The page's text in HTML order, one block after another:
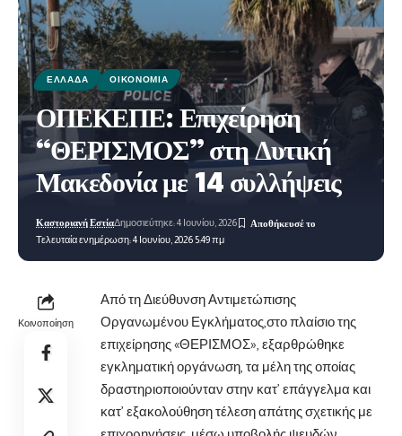
ΕΛΛΆΔΑ ΟΙΚΟΝΟΜΊΑ
ΟΠΕΚΕΠΕ: Επιχείρηση
“ΘΕΡΙΣΜΟΣ” στη Δυτική
Μακεδονία με 14 συλλήψεις
Τελευταία ενημέρωση: 4 Ιουνίου, 2026 5:49 πμ
Καστοριανή ΕστίαΔημοσιεύτηκε: 4 Ιουνίου, 2026
Κοινοποίηση
Από τη Διεύθυνση Αντιμετώπισης
Οργανωμένου Εγκλήματος,στο πλαίσιο της
επιχείρησης «ΘΕΡΙΣΜΟΣ», εξαρθρώθηκε
εγκληματική οργάνωση, τα μέλη της οποίας
δραστηριοποιούνταν στην κατ’ επάγγελμα και
κατ’ εξακολούθηση τέλεση απάτης σχετικής με